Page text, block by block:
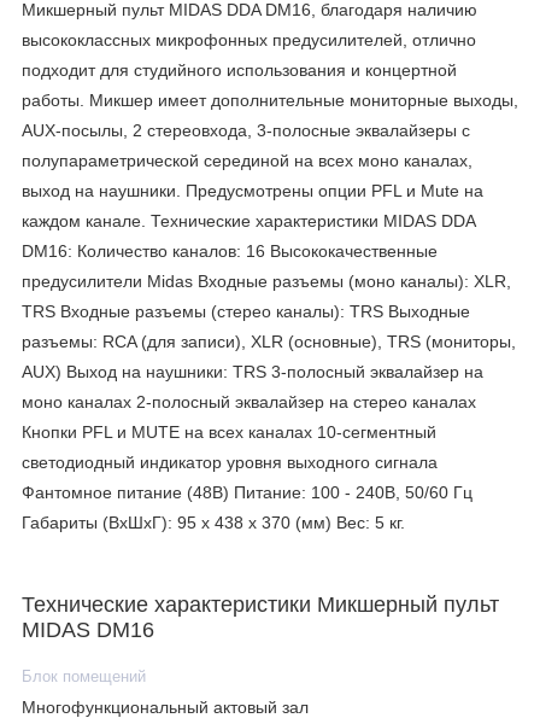
Микшерный пульт MIDAS DDA DM16, благодаря наличию
высококлассных микрофонных предусилителей, отлично
подходит для студийного использования и концертной
работы. Микшер имеет дополнительные мониторные выходы,
AUX-посылы, 2 стереовхода, 3-полосные эквалайзеры с
полупараметрической серединой на всех моно каналах,
выход на наушники. Предусмотрены опции PFL и Mute на
каждом канале. Технические характеристики MIDAS DDA
DM16: Количество каналов: 16 Высококачественные
предусилители Midas Входные разъемы (моно каналы): XLR,
TRS Входные разъемы (стерео каналы): TRS Выходные
разъемы: RCA (для записи), XLR (основные), TRS (мониторы,
AUX) Выход на наушники: TRS 3-полосный эквалайзер на
моно каналах 2-полосный эквалайзер на стерео каналах
Кнопки PFL и MUTE на всех каналах 10-сегментный
светодиодный индикатор уровня выходного сигнала
Фантомное питание (48В) Питание: 100 - 240В, 50/60 Гц
Габариты (ВхШхГ): 95 x 438 x 370 (мм) Вес: 5 кг.
Технические характеристики Микшерный пульт
MIDAS DM16
Блок помещений
Многофункциональный актовый зал